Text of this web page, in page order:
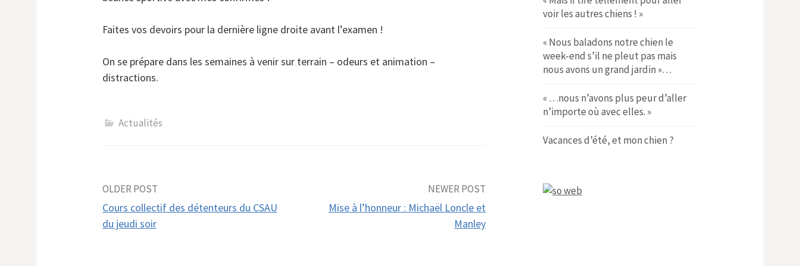
Faites vos devoirs pour la dernière ligne droite avant l’examen !
On se prépare dans les semaines à venir sur terrain – odeurs et animation –
distractions.
Actualités
Post
navigation
OLDER POST
Cours collectif des détenteurs du CSAU
du jeudi soir
NEWER POST
Mise à l’honneur : Michaël Loncle et
Manley
voir les autres chiens ! »
« Nous baladons notre chien le
week-end s’il ne pleut pas mais
nous avons un grand jardin »…
« …nous n’avons plus peur d’aller
n’importe où avec elles. »
Vacances d’été, et mon chien ?